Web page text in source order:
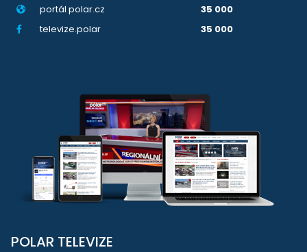
portál polar.cz
35 000
televize.polar
35 000
POLAR TELEVIZE